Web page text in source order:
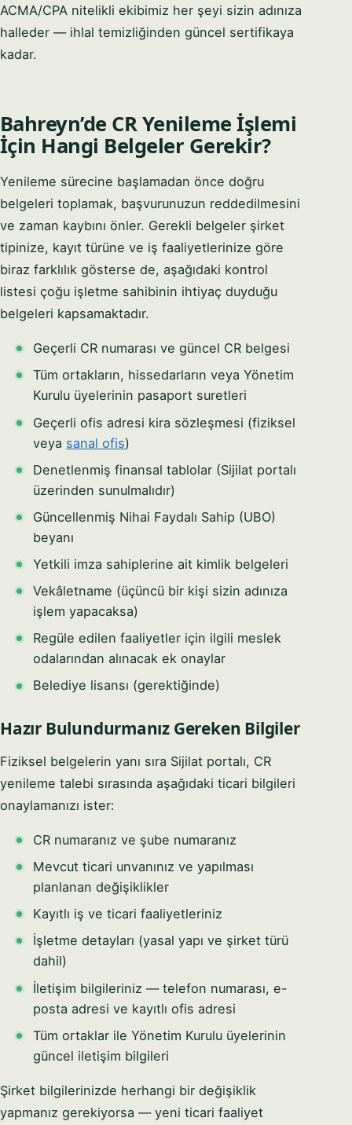
ACMA/CPA nitelikli ekibimiz her şeyi sizin adınıza
halleder — ihlal temizliğinden güncel sertifikaya
kadar.
Bahreyn’de CR Yenileme İşlemi
İçin Hangi Belgeler Gerekir?
Yenileme sürecine başlamadan önce doğru
belgeleri toplamak, başvurunuzun reddedilmesini
ve zaman kaybını önler. Gerekli belgeler şirket
tipinize, kayıt türüne ve iş faaliyetlerinize göre
biraz farklılık gösterse de, aşağıdaki kontrol
listesi çoğu işletme sahibinin ihtiyaç duyduğu
belgeleri kapsamaktadır.
Geçerli CR numarası ve güncel CR belgesi
Tüm ortakların, hissedarların veya Yönetim
Kurulu üyelerinin pasaport suretleri
Geçerli ofis adresi kira sözleşmesi (fiziksel
veya sanal ofis)
Denetlenmiş finansal tablolar (Sijilat portalı
üzerinden sunulmalıdır)
Güncellenmiş Nihai Faydalı Sahip (UBO)
beyanı
Yetkili imza sahiplerine ait kimlik belgeleri
Vekâletname (üçüncü bir kişi sizin adınıza
işlem yapacaksa)
Regüle edilen faaliyetler için ilgili meslek
odalarından alınacak ek onaylar
Belediye lisansı (gerektiğinde)
Hazır Bulundurmanız Gereken Bilgiler
Fiziksel belgelerin yanı sıra Sijilat portalı, CR
yenileme talebi sırasında aşağıdaki ticari bilgileri
onaylamanızı ister:
CR numaranız ve şube numaranız
Mevcut ticari unvanınız ve yapılması
planlanan değişiklikler
Kayıtlı iş ve ticari faaliyetleriniz
İşletme detayları (yasal yapı ve şirket türü
dahil)
İletişim bilgileriniz — telefon numarası, e-
posta adresi ve kayıtlı ofis adresi
Tüm ortaklar ile Yönetim Kurulu üyelerinin
güncel iletişim bilgileri
Şirket bilgilerinizde herhangi bir değişiklik
yapmanız gerekiyorsa — yeni ticari faaliyet